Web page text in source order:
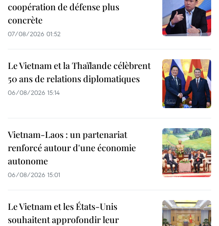
coopération de défense plus
concrète
07/08/2026 01:52
Le Vietnam et la Thaïlande célèbrent
50 ans de relations diplomatiques
06/08/2026 15:14
Vietnam-Laos : un partenariat
renforcé autour d'une économie
autonome
06/08/2026 15:01
Le Vietnam et les États-Unis
souhaitent approfondir leur